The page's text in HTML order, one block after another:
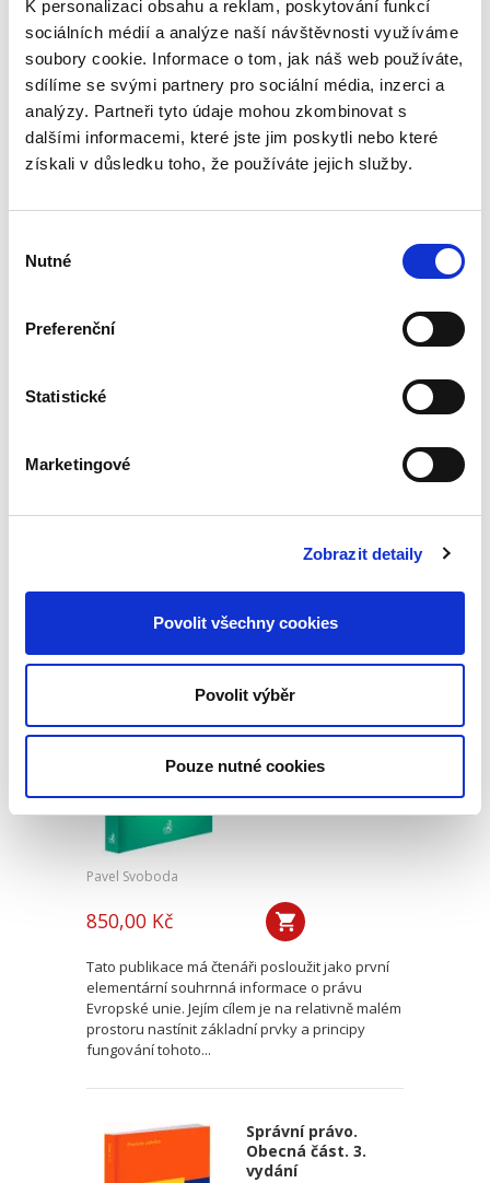
K personalizaci obsahu a reklam, poskytování funkcí
sociálních médií a analýze naší návštěvnosti využíváme
soubory cookie. Informace o tom, jak náš web používáte,
sdílíme se svými partnery pro sociální média, inzerci a
analýzy. Partneři tyto údaje mohou zkombinovat s
dalšími informacemi, které jste jim poskytli nebo které
získali v důsledku toho, že používáte jejich služby.
souhlasu
Nutné
Preferenční
Statistické
Marketingové
Zobrazit detaily
Povolit všechny cookies
Povolit výběr
Pouze nutné cookies
490,00 Kč
Roky, které uplynuly od 1. vydání této práce,
přinesly řadu změn v mezinárodní a evropské
ochraně lidských práv. Byly přijaty některé nové
instrumenty rozvíjející materiální právo, tj.
chráněná...
990,00 Kč
Druhé vydání učebnice „Obchodní právo.
pragmatickém a nedogmatickém pojetí
některé významné veřejnoprávní...
evropského práva.
Pavel Svoboda
850,00 Kč
Tato publikace má čtenáři posloužit jako první
elementární souhrnná informace o právu
Evropské unie. Jejím cílem je na relativně malém
prostoru nastínit základní prvky a principy
fungování tohoto...
Správní právo.
Obecná část. 3.
vydání